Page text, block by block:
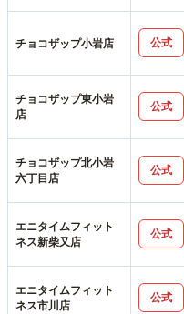
チョコザップ小岩店 公式
チョコザップ東小岩
店
公式
チョコザップ北小岩
六丁目店
公式
エニタイムフィット
ネス新柴又店
公式
エニタイムフィット
ネス市川店
公式